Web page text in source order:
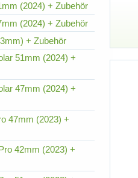
(2024) + Zubehör
(2024) + Zubehör
+ Zubehör
51mm (2024) +
47mm (2024) +
47mm (2023) +
42mm (2023) +